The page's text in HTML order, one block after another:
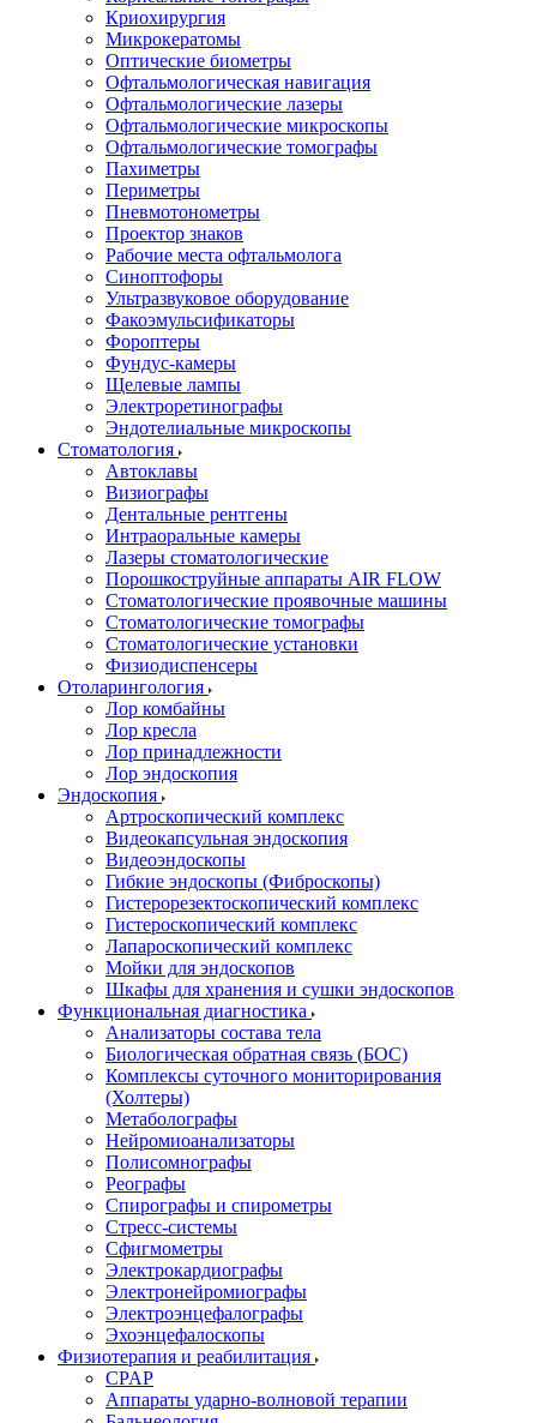
Криохирургия
Микрокератомы
Оптические биометры
Офтальмологическая навигация
Офтальмологические лазеры
Офтальмологические микроскопы
Офтальмологические томографы
Пахиметры
Периметры
Пневмотонометры
Проектор знаков
Рабочие места офтальмолога
Синоптофоры
Ультразвуковое оборудование
Факоэмульсификаторы
Фороптеры
Фундус-камеры
Щелевые лампы
Электроретинографы
Эндотелиальные микроскопы
Стоматология
Автоклавы
Визиографы
Дентальные рентгены
Интраоральные камеры
Лазеры стоматологические
Порошкоструйные аппараты AIR FLOW
Стоматологические проявочные машины
Стоматологические томографы
Стоматологические установки
Физиодиспенсеры
Отоларингология
Лор комбайны
Лор кресла
Лор принадлежности
Лор эндоскопия
Эндоскопия
Артроскопический комплекс
Видеокапсульная эндоскопия
Видеоэндоскопы
Гибкие эндоскопы (Фиброcкопы)
Гистерорезектоскопический комплекс
Гистероскопический комплекс
Лапароскопический комплекс
Мойки для эндоскопов
Шкафы для хранения и сушки эндоскопов
Функциональная диагностика
Анализаторы состава тела
Биологическая обратная связь (БОС)
Комплексы суточного мониторирования
(Холтеры)
Метаболографы
Нейромиоанализаторы
Полисомнографы
Реографы
Спирографы и спирометры
Стресс-системы
Сфигмометры
Электрокардиографы
Электронейромиографы
Электроэнцефалографы
Эхоэнцефалоскопы
Физиотерапия и реабилитация
CPAP
Аппараты ударно-волновой терапии